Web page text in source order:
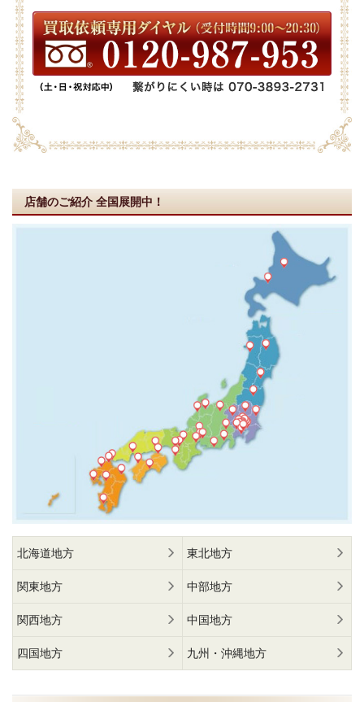
店舗のご紹介 全国展開中！
北海道地方 東北地方
関東地方 中部地方
関西地方 中国地方
四国地方 九州・沖縄地方